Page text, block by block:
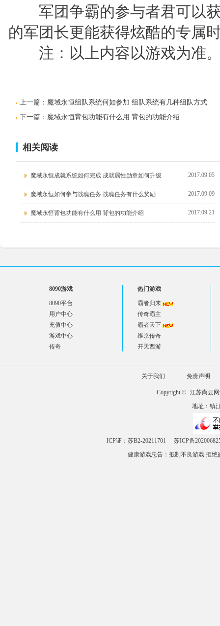
军团争霸的参与者君可以获
的军团长更能获得炫酷的专属
注：以上内容以游戏为准
上一篇： 魔域永恒组队系统何如参加 组队系统有几种组队方式
下一篇： 魔域永恒背包功能有什么用 背包的功能介绍
相关阅读
魔域永恒成就系统如何完成 成就属性勋章如何升级 2017.09.05
魔域永恒如何参与战魂任务 战魂任务有什么奖励 2017.09.09
魔域永恒背包功能有什么用 背包的功能介绍 2017.09.21
8090游戏
8090平台
用户中心
充值中心
游戏中心
传奇
热门游戏
霸者归来
传奇霸主
霸者天下
维京传奇
开天西游
关于我们 免责声明
Copyright © 江苏尚云
地址：镇
ICP证：苏B2-20211701
苏ICP备
健康游戏忠告：抵制不良游戏 拒